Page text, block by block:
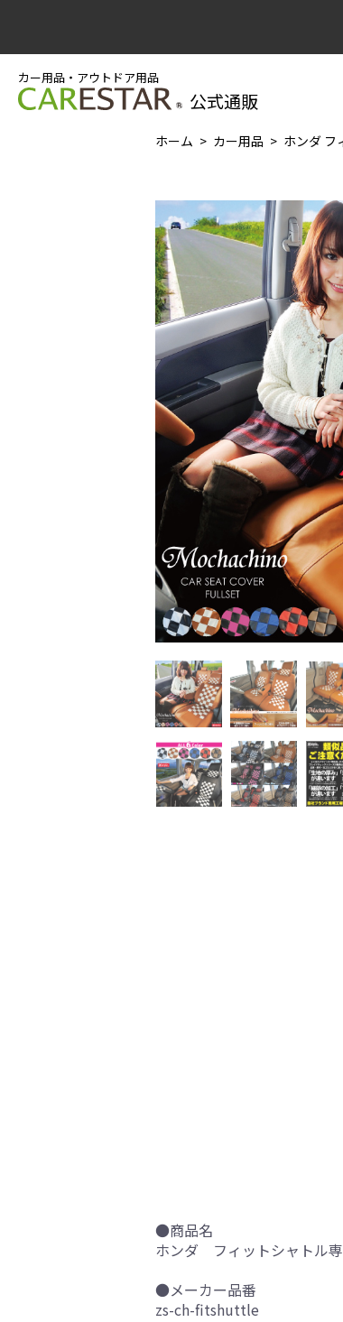
カー用品・アウトドア用品
公式通販
ホーム カー用品 ホンダ フ
●商品名
ホンダ フィットシャトル
●メーカー品番
zs-ch-fitshuttle